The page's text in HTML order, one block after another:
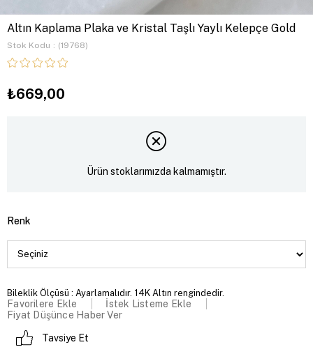
Altın Kaplama Plaka ve Kristal Taşlı Yaylı Kelepçe Gold
Stok Kodu (19768)
₺669,00
Ürün stoklarımızda kalmamıştır.
Renk
Bileklik Ölçüsü : Ayarlamalıdır. 14K Altın rengindedir.
Favorilere Ekle
İstek Listeme Ekle
Fiyat Düşünce Haber Ver
Tavsiye Et